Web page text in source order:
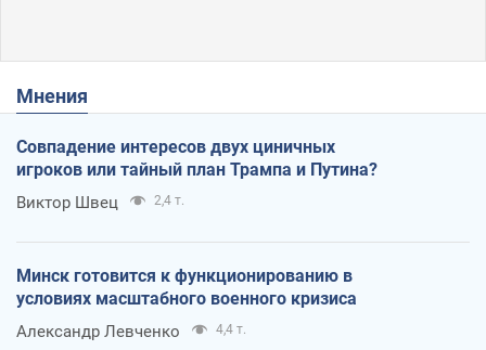
Мнения
Совпадение интересов двух циничных
игроков или тайный план Трампа и Путина?
Виктор Швец 2,4 т.
Минск готовится к функционированию в
условиях масштабного военного кризиса
Александр Левченко 4,4 т.